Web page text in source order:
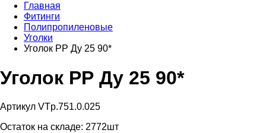
Главная
Фитинги
Полипропиленовые
Уголки
Уголок РР Ду 25 90*
Уголок РР Ду 25 90*
Артикул VTp.751.0.025
Остаток на складе: 2772шт